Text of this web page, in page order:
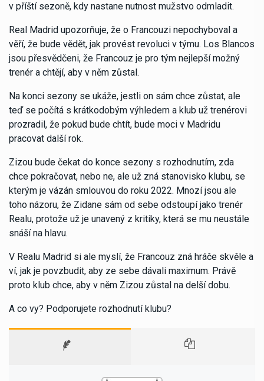
v příští sezoně, kdy nastane nutnost mužstvo odmladit.
Real Madrid upozorňuje, že o Francouzi nepochyboval a
věří, že bude vědět, jak provést revoluci v týmu. Los Blancos
jsou přesvědčeni, že Francouz je pro tým nejlepší možný
trenér a chtějí, aby v něm zůstal.
Na konci sezony se ukáže, jestli on sám chce zůstat, ale
teď se počítá s krátkodobým výhledem a klub už trenérovi
prozradil, že pokud bude chtít, bude moci v Madridu
pracovat další rok.
Zizou bude čekat do konce sezony s rozhodnutím, zda
chce pokračovat, nebo ne, ale už zná stanovisko klubu, se
kterým je vázán smlouvou do roku 2022. Mnozí jsou ale
toho názoru, že Zidane sám od sebe odstoupí jako trenér
Realu, protože už je unavený z kritiky, která se mu neustále
snáší na hlavu.
V Realu Madrid si ale myslí, že Francouz zná hráče skvěle a
ví, jak je povzbudit, aby ze sebe dávali maximum. Právě
proto klub chce, aby v něm Zizou zůstal na delší dobu.
A co vy? Podporujete rozhodnutí klubu?